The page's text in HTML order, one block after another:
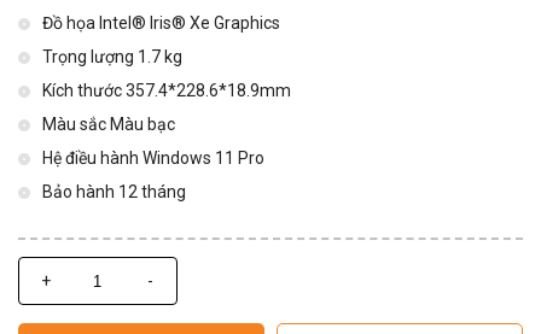
Đồ họa Intel® Iris® Xe Graphics
Trọng lượng 1.7 kg
Kích thước 357.4*228.6*18.9mm
Màu sắc Màu bạc
Hệ điều hành Windows 11 Pro
Bảo hành 12 tháng
+ -